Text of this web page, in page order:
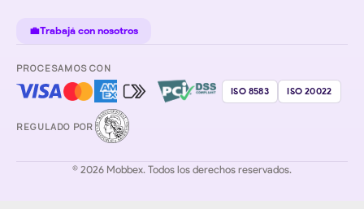
💼Trabajá con nosotros
PROCESAMOS CON
ISO 8583 ISO 20022
REGULADO POR
© 2026 Mobbex. Todos los derechos reservados.